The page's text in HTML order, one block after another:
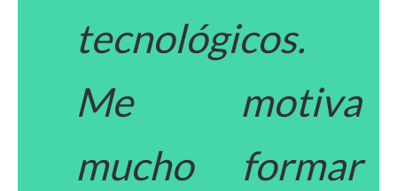
tecnológicos.
Me motiva
mucho formar